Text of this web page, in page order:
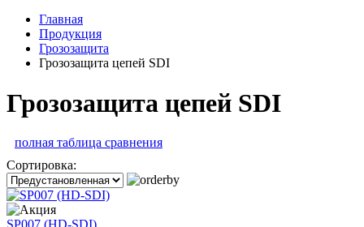
Главная
Продукция
Грозозащита
Грозозащита цепей SDI
Грозозащита цепей SDI
полная таблица сравнения
Сортировка: